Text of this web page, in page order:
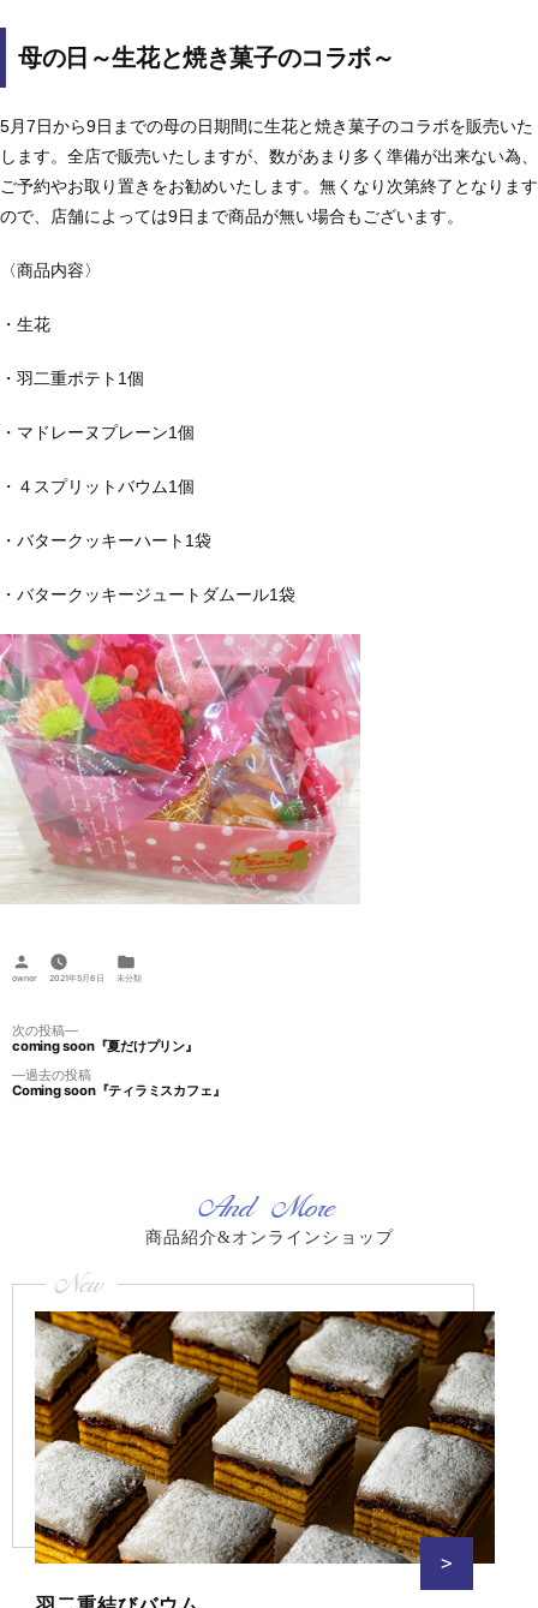
母の日～生花と焼き菓子のコラボ～
5月7日から9日までの母の日期間に生花と焼き菓子のコラボを販売いた
します。全店で販売いたしますが、数があまり多く準備が出来ない為、
ご予約やお取り置きをお勧めいたします。無くなり次第終了となります
ので、店舗によっては9日まで商品が無い場合もございます。
〈商品内容〉
・生花
・羽二重ポテト1個
・マドレーヌプレーン1個
・４スプリットバウム1個
・バタークッキーハート1袋
・バタークッキージュートダムール1袋
owner 2021年5月6日
テ
未分類
投
稿
ナ 過去の投稿過
去
Coming soon『ティラミスカフェ』
次の投稿
次
の
稿:
coming soon『夏だけプリン』
And More
商品紹介&オンラインショップ
New
>